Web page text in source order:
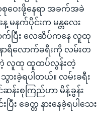
စုဝေးဖို့နေရာ အခက်အခဲ
ေ့ မနက်ပိုင်းက မန္တလေး
က်ပြီး လေဆိပ်ကနေ လူထု
နာရီလောက်ခရီးကို လမ်းတ
တဲ့ လူထု ထူထပ်လွန်းတဲ့
းခဲ့ရပါတယ်။ လမ်းခရီး
ဆန်းစုကြည်ဟာ မိန့်ခွန်း
း ခေတ္တ နားနေခဲ့ရပါသေး